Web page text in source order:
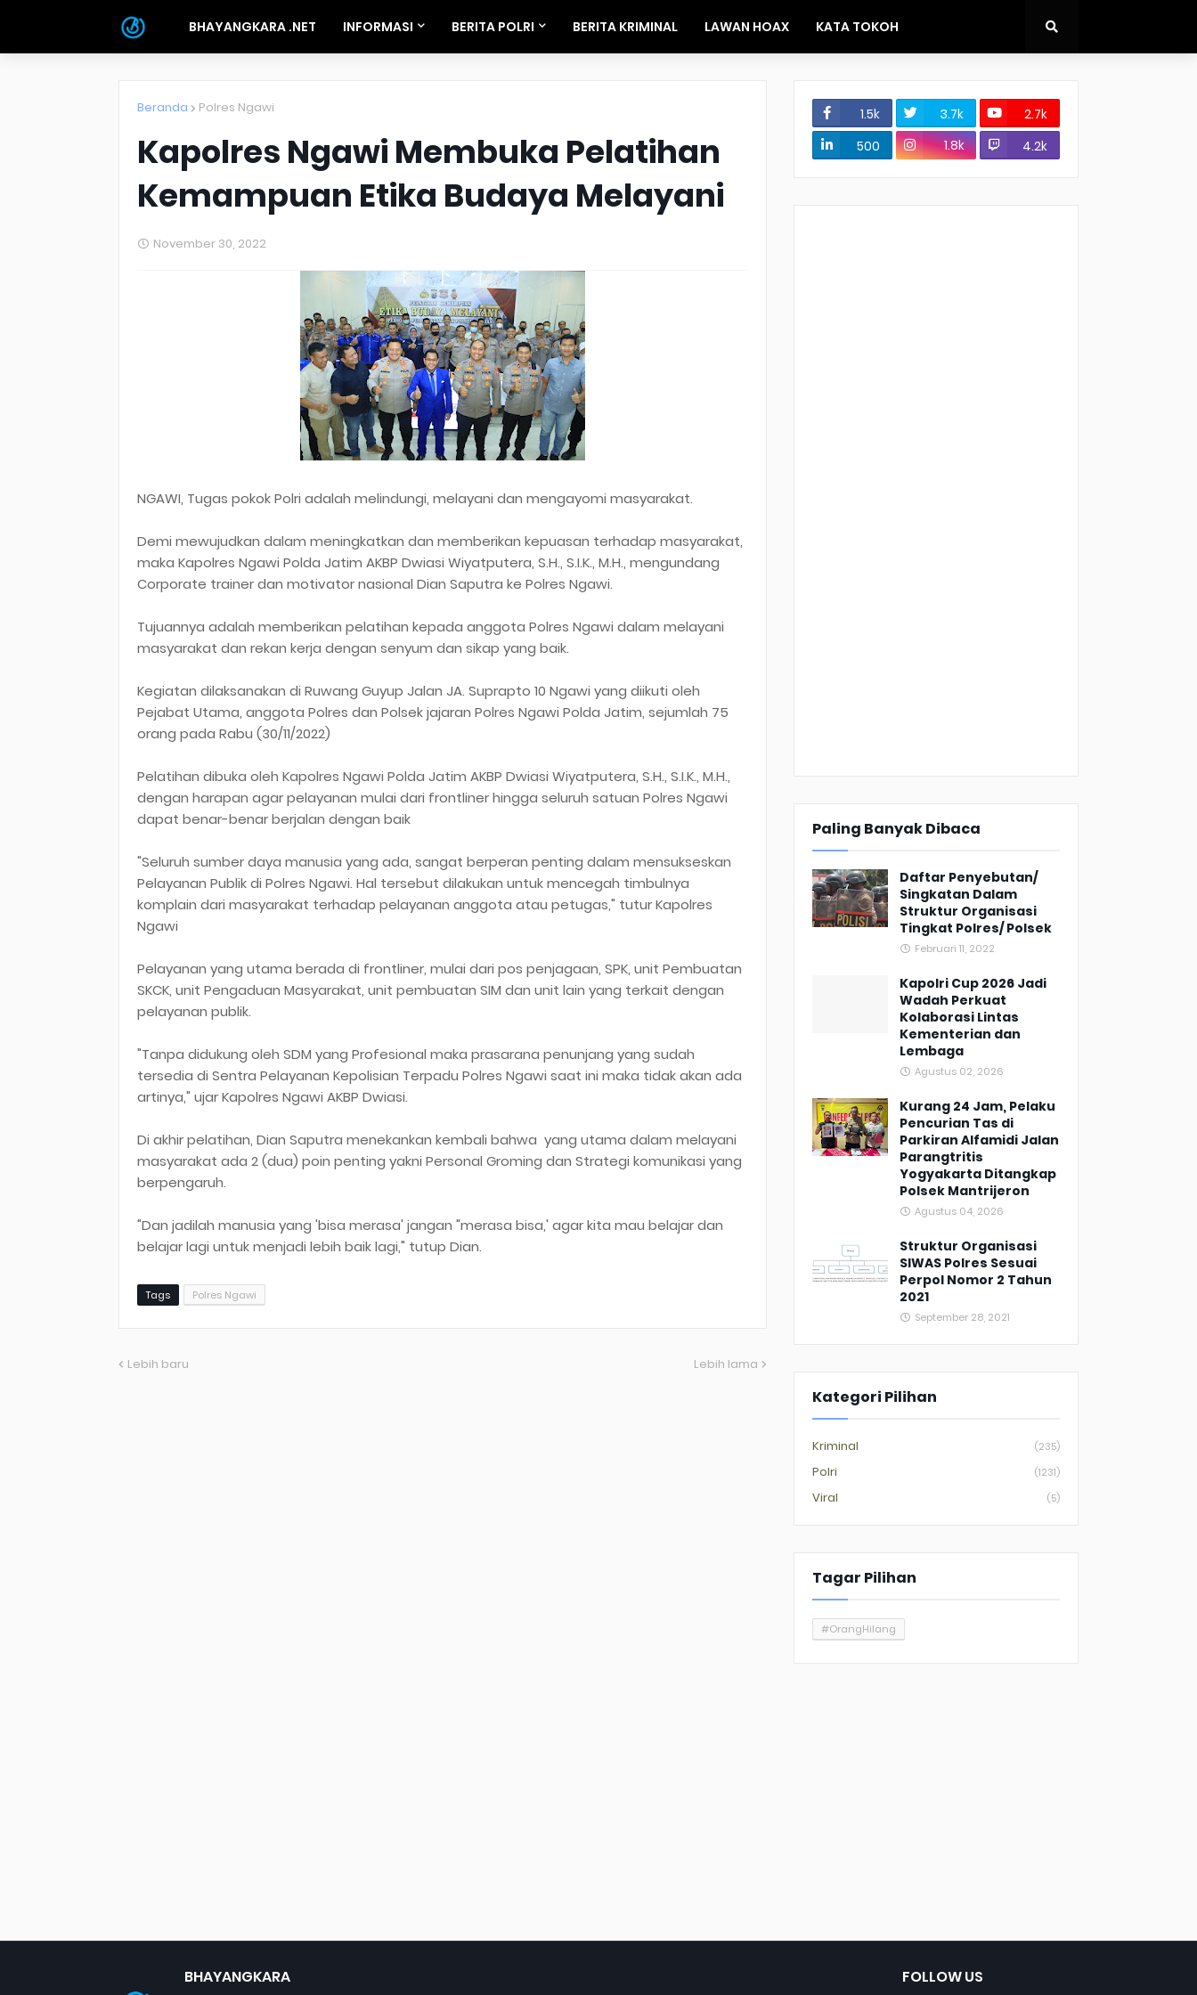
BHAYANGKARA .NET INFORMASI BERITA POLRI BERITA KRIMINAL LAWAN HOAX KATA TOKOH
Beranda Polres Ngawi
Kapolres Ngawi Membuka Pelatihan
Kemampuan Etika Budaya Melayani
November 30, 2022
NGAWI, Tugas pokok Polri adalah melindungi, melayani dan mengayomi masyarakat.
Demi mewujudkan dalam meningkatkan dan memberikan kepuasan terhadap masyarakat,
maka Kapolres Ngawi Polda Jatim AKBP Dwiasi Wiyatputera, S.H., S.I.K., M.H., mengundang
Corporate trainer dan motivator nasional Dian Saputra ke Polres Ngawi.
Tujuannya adalah memberikan pelatihan kepada anggota Polres Ngawi dalam melayani
masyarakat dan rekan kerja dengan senyum dan sikap yang baik.
Kegiatan dilaksanakan di Ruwang Guyup Jalan JA. Suprapto 10 Ngawi yang diikuti oleh
Pejabat Utama, anggota Polres dan Polsek jajaran Polres Ngawi Polda Jatim, sejumlah 75
orang pada Rabu (30/11/2022)
Pelatihan dibuka oleh Kapolres Ngawi Polda Jatim AKBP Dwiasi Wiyatputera, S.H., S.I.K., M.H.,
dengan harapan agar pelayanan mulai dari frontliner hingga seluruh satuan Polres Ngawi
dapat benar-benar berjalan dengan baik
"Seluruh sumber daya manusia yang ada, sangat berperan penting dalam mensukseskan
Pelayanan Publik di Polres Ngawi. Hal tersebut dilakukan untuk mencegah timbulnya
komplain dari masyarakat terhadap pelayanan anggota atau petugas," tutur Kapolres
Ngawi
Pelayanan yang utama berada di frontliner, mulai dari pos penjagaan, SPK, unit Pembuatan
SKCK, unit Pengaduan Masyarakat, unit pembuatan SIM dan unit lain yang terkait dengan
pelayanan publik.
"Tanpa didukung oleh SDM yang Profesional maka prasarana penunjang yang sudah
tersedia di Sentra Pelayanan Kepolisian Terpadu Polres Ngawi saat ini maka tidak akan ada
artinya," ujar Kapolres Ngawi AKBP Dwiasi.
Di akhir pelatihan, Dian Saputra menekankan kembali bahwa yang utama dalam melayani
masyarakat ada 2 (dua) poin penting yakni Personal Groming dan Strategi komunikasi yang
berpengaruh.
"Dan jadilah manusia yang 'bisa merasa' jangan "merasa bisa,' agar kita mau belajar dan
belajar lagi untuk menjadi lebih baik lagi," tutup Dian.
Tags Polres Ngawi
Lebih baru Lebih lama
1.5k 3.7k
2.7k
500
1.8k 4.2k
Paling Banyak Dibaca
Daftar Penyebutan/
Singkatan Dalam
Struktur Organisasi
Tingkat Polres/ Polsek
Februari 11, 2022
Kapolri Cup 2026 Jadi
Wadah Perkuat
Kolaborasi Lintas
Kementerian dan
Lembaga
Agustus 02, 2026
Kurang 24 Jam, Pelaku
Pencurian Tas di
Parkiran Alfamidi Jalan
Parangtritis
Yogyakarta Ditangkap
Polsek Mantrijeron
Agustus 04, 2026
Struktur Organisasi
SIWAS Polres Sesuai
Perpol Nomor 2 Tahun
2021
September 28, 2021
Kategori Pilihan
Kriminal (235)
Polri (1231)
Viral (5)
Tagar Pilihan
#OrangHilang
BHAYANGKARA FOLLOW US